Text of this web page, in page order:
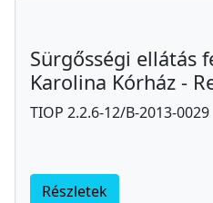
Sürgősségi ellátás
Karolina Kórház -
TIOP 2.2.6-12/B-2013-0029
Részletek